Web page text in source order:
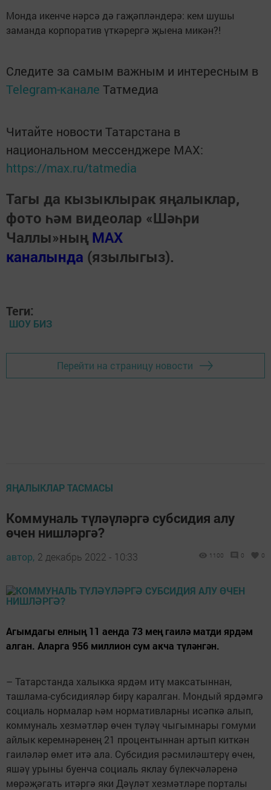
Монда икенче нәрсә дә гаҗәпләндерә: кем шушы
заманда корпоратив үткәрергә җыена микән?!
Следите за самым важным и интересным в
Telegram-канале Татмедиа
Читайте новости Татарстана в
национальном мессенджере MАХ:
https://max.ru/tatmedia
Тагы да кызыклырак яңалыклар,
фото һәм видеолар «Шәһри
Чаллы»ның MAX
каналында (язылыгыз).
Теги:
ШОУ БИЗ
Перейти на страницу новости
ЯҢАЛЫКЛАР ТАСМАСЫ
Коммуналь түләүләргә субсидия алу
өчен нишләргә?
автор, 2 декабрь 2022 - 10:33 1100 0 0
Агымдагы елның 11 аенда 73 мең гаилә матди ярдәм
алган. Аларга 956 миллион сум акча түләнгән.
– Татарстанда халыкка ярдәм итү максатыннан,
ташлама-субсидияләр бирү каралган. Мондый ярдәмгә
социаль нормалар һәм нормативларны исәпкә алып,
коммуналь хезмәтләр өчен түләү чыгымнары гомуми
айлык керемнәренең 21 процентыннан артып киткән
гаиләләр өмет итә ала. Субсидия рәсмиләштерү өчен,
яшәү урыны буенча социаль яклау бүлекчәләренә
мөрәҗәгать итәргә яки Дәүләт хезмәтләре порталы